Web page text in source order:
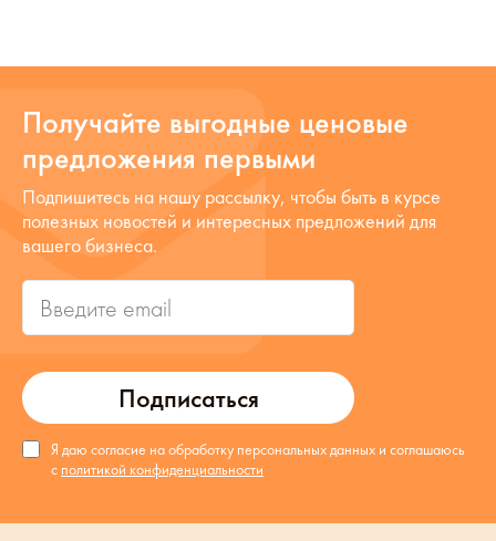
Получайте выгодные ценовые
предложения первыми
Подписаться
Подпишитесь на нашу рассылку, чтобы быть в курсе
полезных новостей и интересных предложений для
вашего бизнеса.
Я даю согласие на обработку персональных данных и соглашаюсь
с политикой конфиденциальности